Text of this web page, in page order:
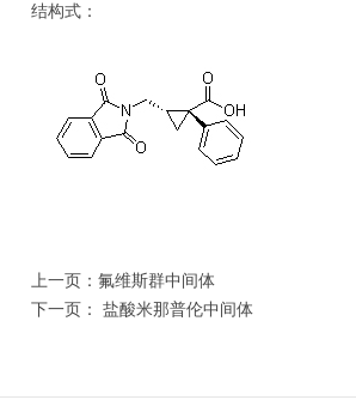
结构式：
上一页： 氟维斯群中间体
下一页： 盐酸米那普伦中间体